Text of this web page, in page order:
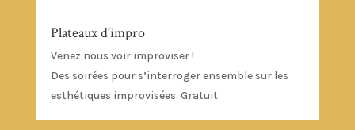
Plateaux d’impro
Venez nous voir improviser !
Des soirées pour s’interroger ensemble sur les
esthétiques improvisées. Gratuit.